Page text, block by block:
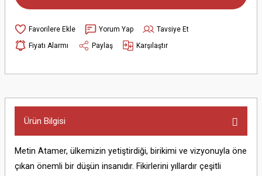
Yorum Yap
Tavsiye Et
Fiyatı Alarmı
Paylaş Karşılaştır
Ürün Bilgisi
Metin Atamer, ülkemizin yetiştirdiği, birikimi ve vizyonuyla öne
çıkan önemli bir düşün insanıdır. Fikirlerini yıllardır çeşitli